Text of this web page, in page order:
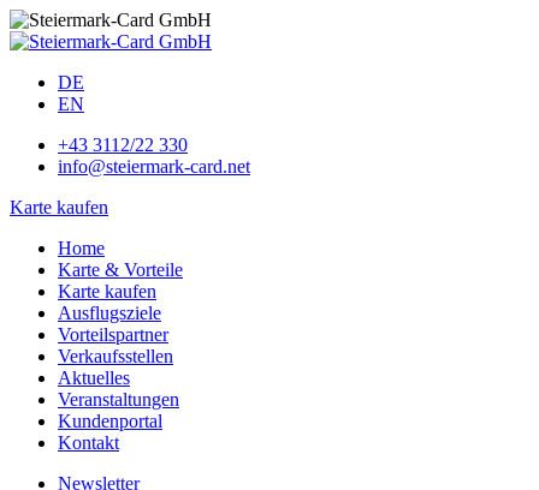
DE
EN
+43 3112/22 330
info@steiermark-card.net
Karte kaufen
Home
Karte & Vorteile
Karte kaufen
Ausflugsziele
Vorteilspartner
Verkaufsstellen
Aktuelles
Veranstaltungen
Kundenportal
Kontakt
Newsletter